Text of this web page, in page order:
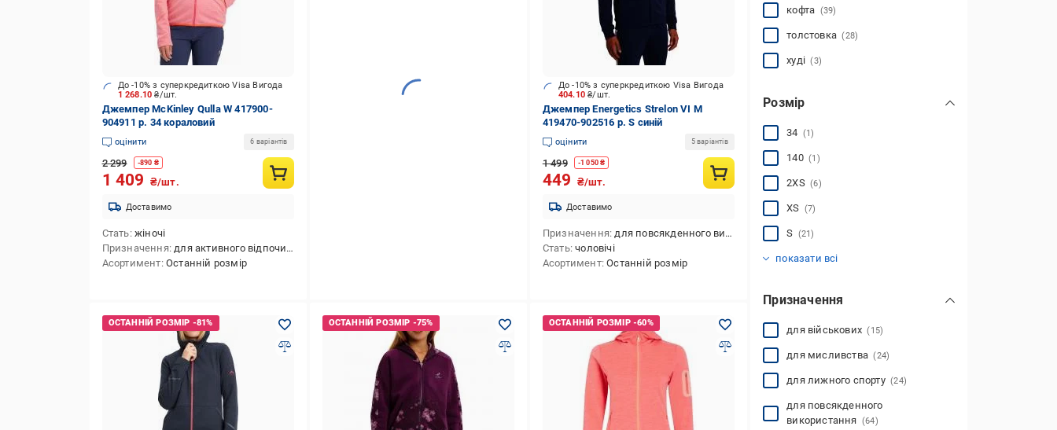
1 268.10₴/шт.
До -10% з суперкредиткою Visa Вигода
Джемпер McKinley Qulla W 417900-
904911 р. 34 кораловий
оцінити 6 варіантів
2 299 -890 ₴
1 409 ₴/шт.
Доставимо
Стать жіночі
Призначення для активного відпочинку,для лижного спорту,для сноубордингу,для зимових видів спорту
Асортимент Останній розмір
404.10₴/шт.
До -10% з суперкредиткою Visa Вигода
Джемпер Energetics Strelon VI M
419470-902516 р. S синій
оцінити 5 варіантів
1 499 -1 050₴
449 ₴/шт.
Доставимо
Призначення для повсякденного використання
Стать чоловічі
Асортимент Останній розмір
кофта (39)
толстовка(28)
худі(3)
Розмір
34 (1)
140(1)
2XS(6)
XS (7)
S (21)
показати всі
Призначення
для військових(15)
для мисливства(24)
для лижного спорту(24)
для повсякденного
використання (64)